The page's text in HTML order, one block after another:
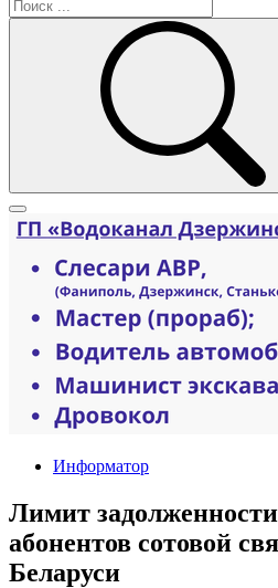
Информатор
Лимит
абонентов сотовой
Беларуси